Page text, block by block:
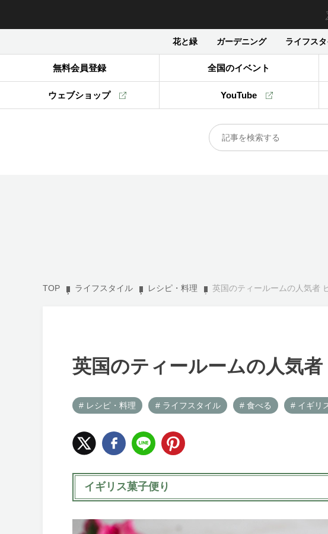
花と緑 ガーデニング ライフス
無料会員登録 全国のイベント
ウェブショップ YouTube
TOP ライフスタイル レシピ・料理 英国のティールームの人気者
英国のティールームの人気
# レシピ・料理 # ライフスタイル # 食べる # イギリ
イギリス菓子便り